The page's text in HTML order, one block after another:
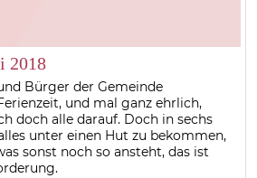
2018
Bürger der Gemeinde
und mal ganz ehrlich,
doch alle darauf. Doch in sechs
unter einen Hut zu bekommen,
sonst noch so ansteht, das ist